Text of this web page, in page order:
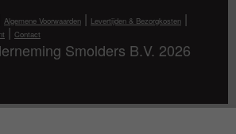
Algemene Voorwaarden | Levertijden & Bezorgkosten |
| Contact
Smolders B.V. 2026